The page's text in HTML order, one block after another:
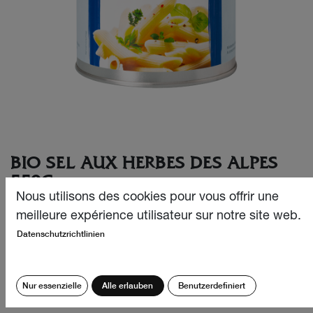
BIO SEL AUX HERBES DES ALPES
550G
Le mélange doux de sel aux herbes en boîte de recharge,
de Bex. Sans additif, ni exhausteur de goût, mais
débordant de saveurs !
Nous utilisons des cookies pour vous offrir une
meilleure expérience utilisateur sur notre site web.
Datenschutzrichtlinien
Nur essenzielle Alle erlauben Benutzerdefiniert